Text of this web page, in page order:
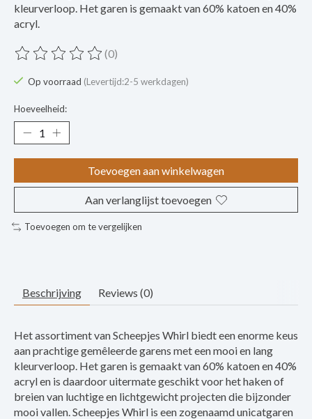
kleurverloop. Het garen is gemaakt van 60% katoen en 40%
acryl.
De beoordeling van dit product is
(0)
Op voorraad (Levertijd:2-5 werkdagen)
Hoeveelheid:
Toevoegen aan winkelwagen
Aan verlanglijst toevoegen
Toevoegen om te vergelijken
Beschrijving Reviews (0)
Het assortiment van Scheepjes Whirl biedt een enorme keus
aan prachtige gemêleerde garens met een mooi en lang
kleurverloop. Het garen is gemaakt van 60% katoen en 40%
acryl en is daardoor uitermate geschikt voor het haken of
breien van luchtige en lichtgewicht projecten die bijzonder
mooi vallen. Scheepjes Whirl is een zogenaamd unicatgaren